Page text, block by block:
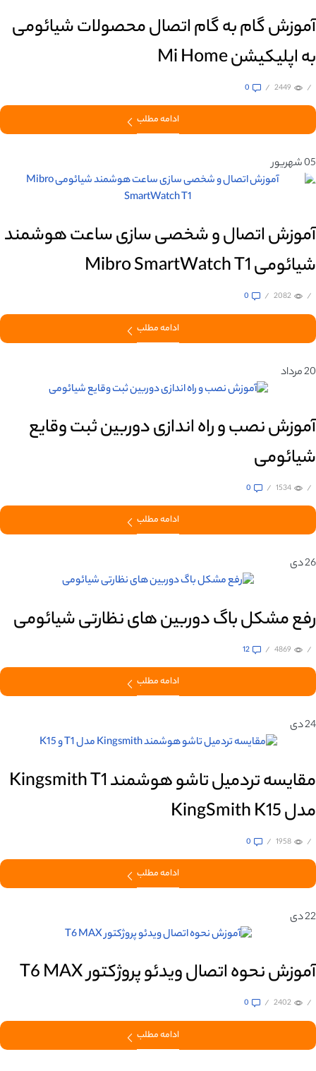
آموزش گام به گام اتصال محصولات شیائومی
به اپلیکیشن Mi Home
/
2449
/
0
ادامه مطلب
05شهریور
آموزش اتصال و شخصی‌ سازی ساعت هوشمند
شیائومی Mibro SmartWatch T1
/
2082
/
0
ادامه مطلب
20مرداد
آموزش نصب و راه اندازی دوربین ثبت وقایع
شیائومی
/
1534
/
0
ادامه مطلب
26دی
رفع مشکل باگ دوربین های نظارتی شیائومی
/
4869
/
12
ادامه مطلب
24دی
مقایسه تردمیل تاشو هوشمند Kingsmith T1
مدل KingSmith K15
/
1958
/
0
ادامه مطلب
22دی
آموزش نحوه اتصال ویدئو پروژکتور T6 MAX
/
2402
/
0
ادامه مطلب